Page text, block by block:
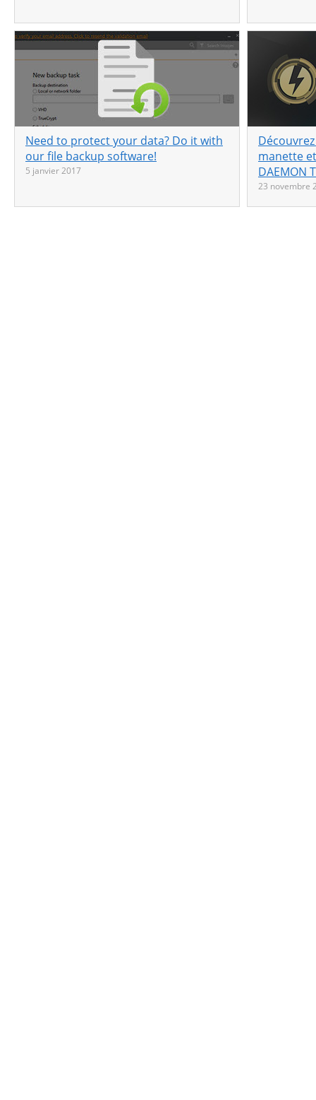
Need to protect your data? Do it with
our file backup software!
5 janvier 2017
manette
DAEMON
23 novembre